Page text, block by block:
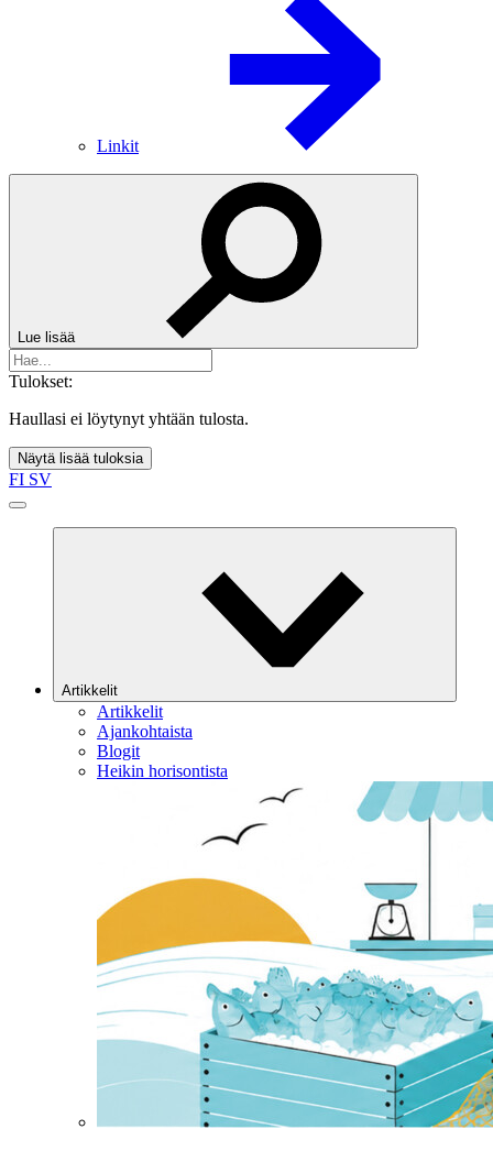
Linkit
Lue lisää
Tulokset:
Haullasi ei löytynyt yhtään tulosta.
Näytä lisää tuloksia
FI SV
Artikkelit
Artikkelit
Ajankohtaista
Blogit
Heikin horisontista